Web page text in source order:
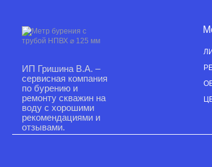
ИП Гришина В.А. –
сервисная компания
по бурению и
ремонту скважин на
воду с хорошими
рекомендациями и
отзывами.